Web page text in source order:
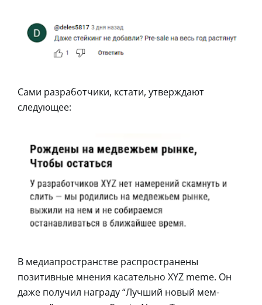
Сами разработчики, кстати, утверждают
следующее:
В медиапространстве распространены
позитивные мнения касательно XYZ meme. Он
даже получил награду “Лучший новый мем-